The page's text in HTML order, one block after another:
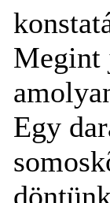
Megint
Egy